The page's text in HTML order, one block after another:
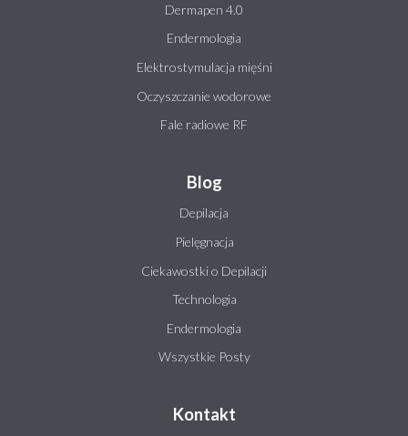
Dermapen 4.0
Endermologia
Elektrostymulacja mięśni
Oczyszczanie wodorowe
Fale radiowe RF
Blog
Depilacja
Pielęgnacja
Ciekawostki o Depilacji
Technologia
Endermologia
Wszystkie Posty
Kontakt